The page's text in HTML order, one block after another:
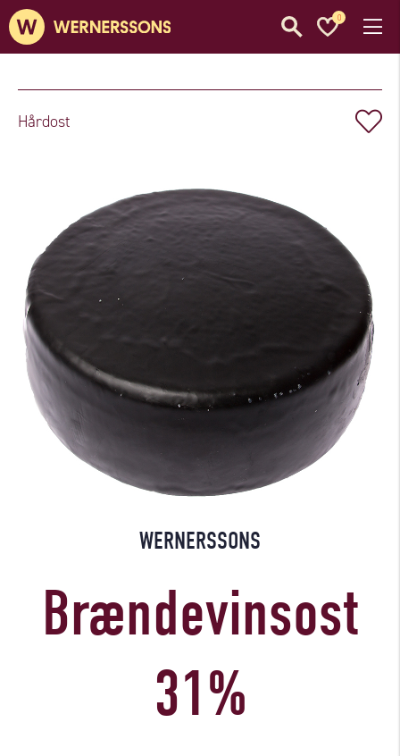
0
Hårdost
WERNERSSONS
Brændevinsost
31%